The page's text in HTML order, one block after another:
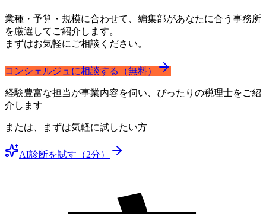
業種・予算・規模に合わせて、編集部があなたに合う事務所
を厳選してご紹介します。
まずはお気軽にご相談ください。
コンシェルジュに相談する（無料）
経験豊富な担当が事業内容を伺い、ぴったりの税理士をご紹
介します
または、まずは気軽に試したい方
AI診断を試す（2分）